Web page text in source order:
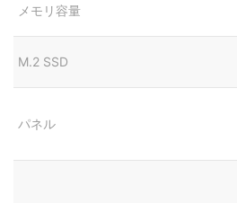
メモリ容量
M.2 SSD
パネル